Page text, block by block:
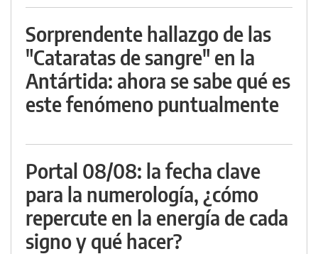
Sorprendente hallazgo de las
"Cataratas de sangre" en la
Antártida: ahora se sabe qué es
este fenómeno puntualmente
Portal 08/08: la fecha clave
para la numerología, ¿cómo
repercute en la energía de cada
signo y qué hacer?